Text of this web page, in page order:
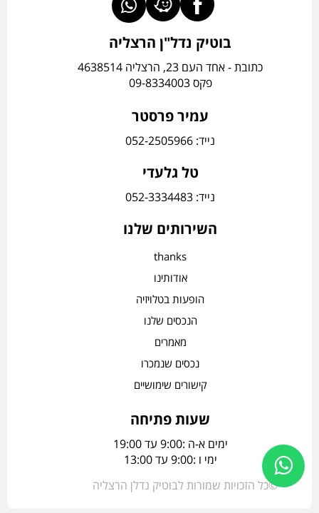
בוטיק נדל"ן הרצליה
כתובת - אחד העם 23, הרצליה 4638514
פקס 09-8334003
עמיר פרסטר
נייד: 052-2505966
טל גלעדי
נייד: 052-3334483
השירותים שלנו
thanks
אודותינו
הופעות בטלויזיה
הנכסים שלנו
מאמרים
נכסים שנמכרו
קישורים שימושיים
שעות פתיחה
ימים א-ה :9:00 עד 19:00
ימי ו :9:00 עד 13:00
©כל הזכויות שמורות לבוטיק נדלן הרצליה